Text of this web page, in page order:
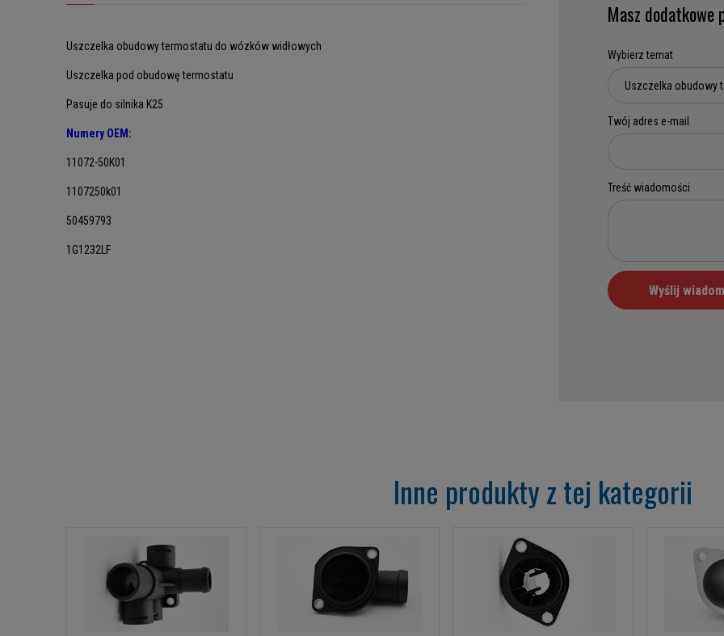
Uszczelka obudowy termostatu do wózków widłowych
Uszczelka pod obudowę termostatu
Pasuje do silnika K25
Numery OEM:
11072-50K01
1107250k01
50459793
1G1232LF
Masz dodatkowe
Inne produkty z tej kategorii